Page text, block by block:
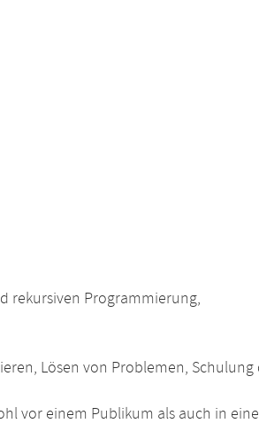
rekursiven Programmierung,
Lösen von Problemen, Schulung
vor einem Publikum als auch in